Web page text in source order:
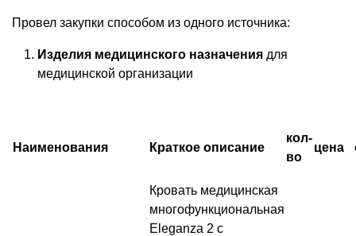
Провел закупки способом из одного источника:
Изделия медицинского назначения для
медицинской организации
Наименования Краткое описание
кол-
во
цена
Кровать медицинская
многофункциональная
Eleganza 2 c